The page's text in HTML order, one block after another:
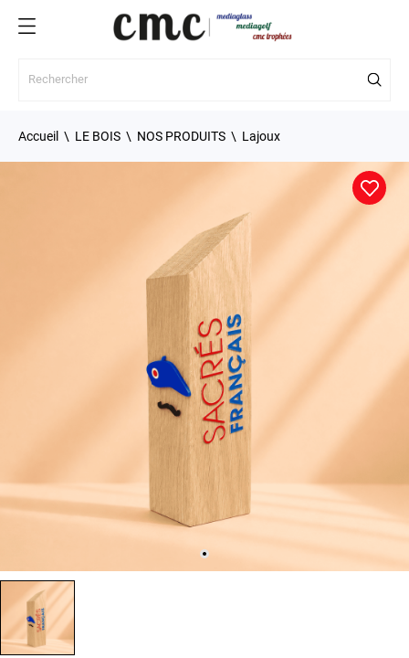
Accueil LE BOIS NOS PRODUITS Lajoux